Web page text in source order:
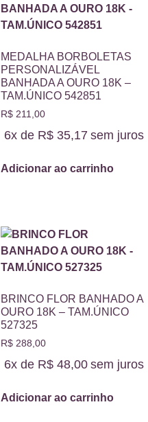
MEDALHA BORBOLETAS
PERSONALIZÁVEL
BANHADA A OURO 18K –
TAM.ÚNICO 542851
R$211,00
6x de R$ 35,17 sem juros
Adicionar ao carrinho
BRINCO FLOR BANHADO A
OURO 18K – TAM.ÚNICO
527325
R$288,00
6x de R$ 48,00 sem juros
Adicionar ao carrinho